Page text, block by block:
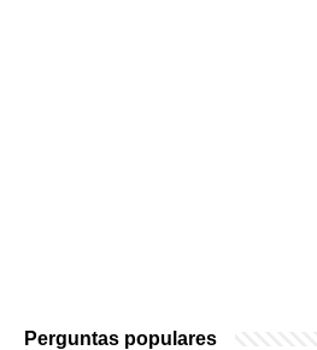
Perguntas populares